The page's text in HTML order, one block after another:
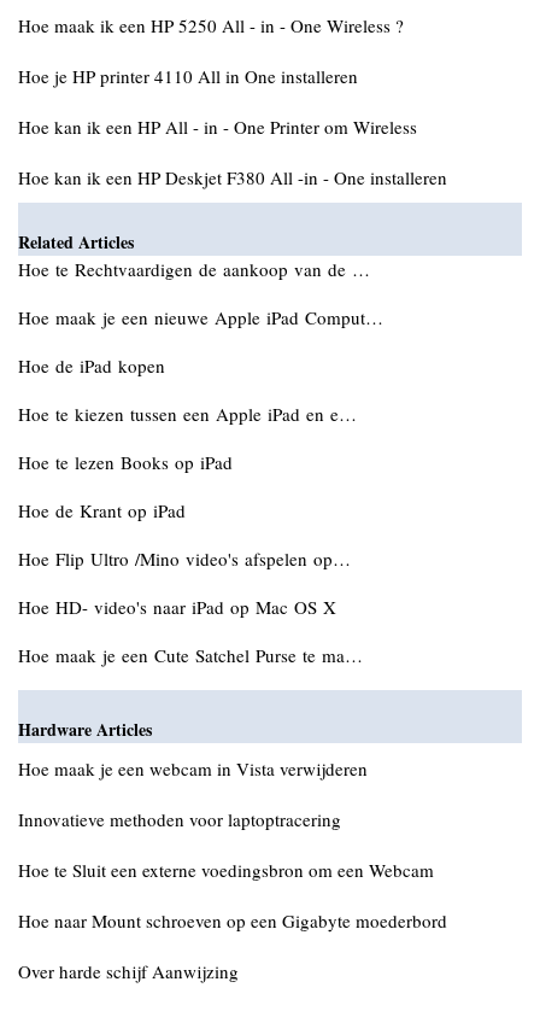
Hoe maak ik een HP 5250 All - in - One Wireless ?
Hoe je HP printer 4110 All in One installeren
Hoe kan ik een HP All - in - One Printer om Wireless
Hoe kan ik een HP Deskjet F380 All -in - One installeren
Related Articles
Hoe te Rechtvaardigen de aankoop van de …
Hoe maak je een nieuwe Apple iPad Comput…
Hoe de iPad kopen
Hoe te kiezen tussen een Apple iPad en e…
Hoe te lezen Books op iPad
Hoe de Krant op iPad
Hoe Flip Ultro /Mino video's afspelen op…
Hoe HD- video's naar iPad op Mac OS X
Hoe maak je een Cute Satchel Purse te ma…
Hardware Articles
Hoe maak je een webcam in Vista verwijderen
Innovatieve methoden voor laptoptracering
Hoe te Sluit een externe voedingsbron om een Webcam
Hoe naar Mount schroeven op een Gigabyte moederbord
Over harde schijf Aanwijzing